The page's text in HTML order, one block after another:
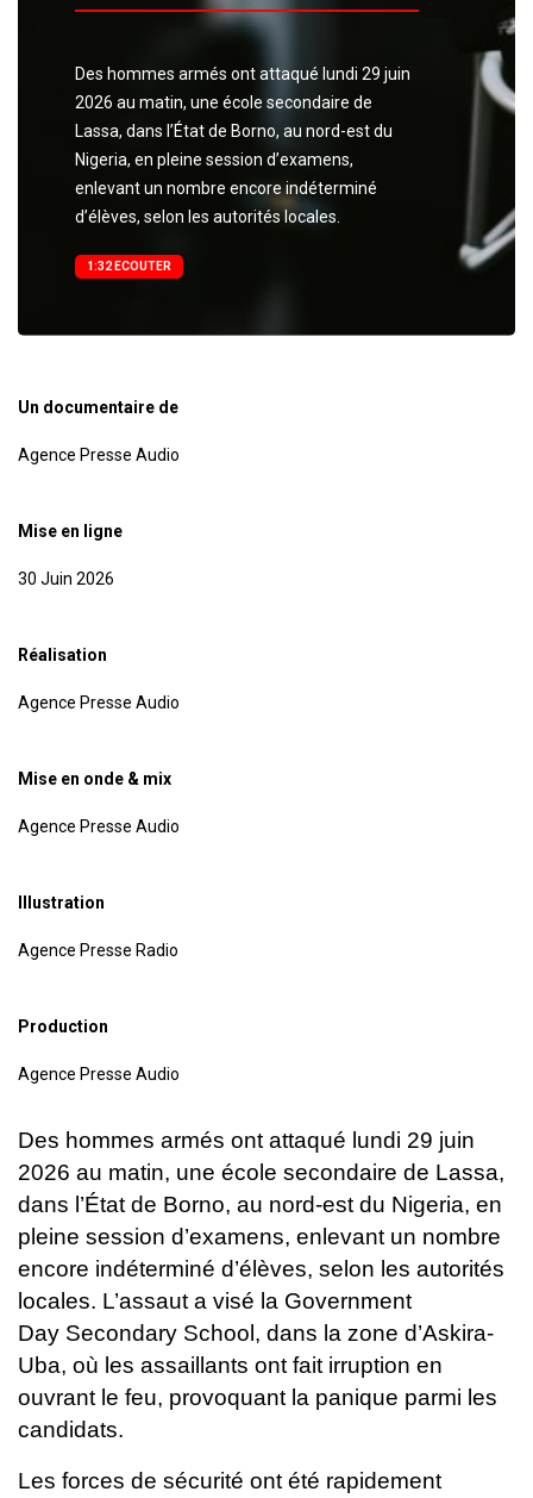
Des hommes armés ont attaqué lundi 29 juin
2026 au matin, une école secondaire de
Lassa, dans l’État de Borno, au nord-est du
Nigeria, en pleine session d’examens,
enlevant un nombre encore indéterminé
d’élèves, selon les autorités locales.
1:32 ECOUTER
Un documentaire de
Agence Presse Audio
Mise en ligne
30 Juin 2026
Réalisation
Agence Presse Audio
Mise en onde & mix
Agence Presse Audio
Illustration
Agence Presse Radio
Production
Agence Presse Audio
Des hommes armés ont attaqué lundi 29 juin
2026 au matin, une école secondaire de Lassa,
dans l’État de Borno, au nord-est du Nigeria, en
pleine session d’examens, enlevant un nombre
encore indéterminé d’élèves, selon les autorités
locales. L’assaut a visé la Government
Day Secondary School, dans la zone d’Askira-
Uba, où les assaillants ont fait irruption en
ouvrant le feu, provoquant la panique parmi les
candidats.
Les forces de sécurité ont été rapidement